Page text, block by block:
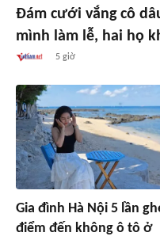
Đám cưới vắng cô
mình làm lễ, hai họ
5 giờ
Gia đình Hà Nội 5 lần
điểm đến không ô tô ở